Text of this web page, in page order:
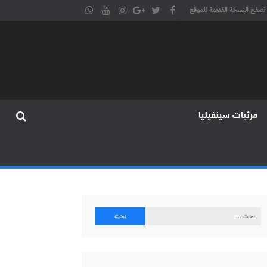
تصفح النسخة القديمة للموقع
مرئيات سينفيليا
البحث